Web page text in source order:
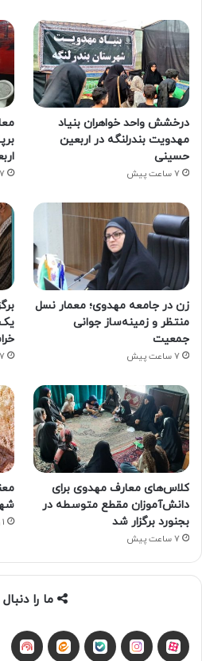
درخشش واحد خواهران بنیاد
مهدویت بندرلنگه در اربعین
حسینی
7 ساعت پیش 7 ساعت پیش
زن در جامعه مهدوی؛ معمار نسل
منتظر و زمینه‌ساز جوانی
جمعیت
7 ساعت پیش 7 ساعت پیش
کلاس‌های معارف مهدوی برای
دانش‌آموزان مقطع متوسطه در
بجنورد برگزار شد
7 ساعت پیش
1 روز پیش
ما را
آپاراتاینستاگرام
بله ایتا